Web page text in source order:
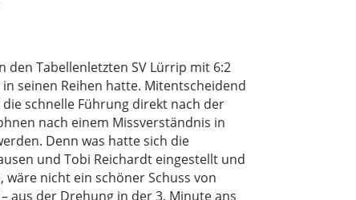
Tabellenletzten SV Lürrip mit 6:2
seinen Reihen hatte. Mitentscheidend
schnelle Führung direkt nach der
nach einem Missverständnis in
Denn was hatte sich die
und Tobi Reichardt eingestellt und
nicht ein schöner Schuss von
aus der Drehung in der 3. Minute ans